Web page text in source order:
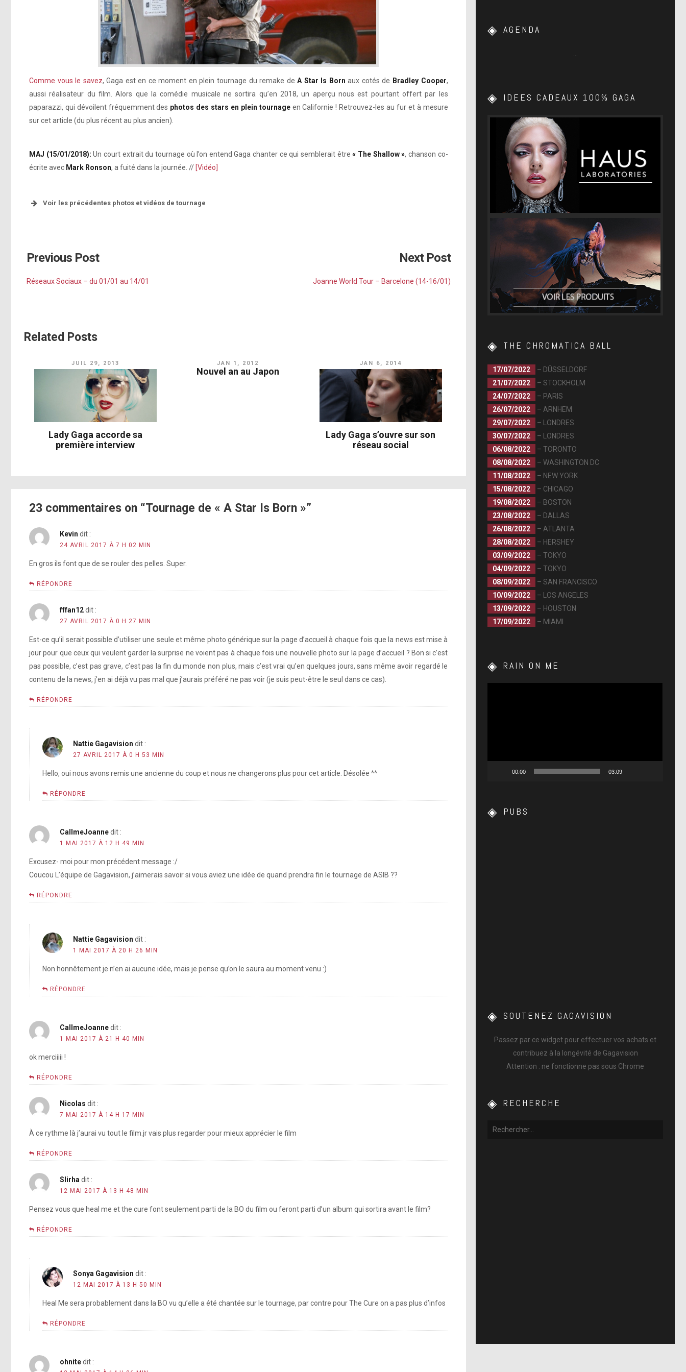
Comme vous le savez, Gaga est en ce moment en plein tournage du remake deA Star Is Born aux cotés de Bradley Cooper,
aussi réalisateur du film. Alors que la comédie musicale ne sortira qu’en 2018, un aperçu nous est pourtant offert par les
paparazzi, qui dévoilent fréquemment des photos des stars en plein tournageen Californie ! Retrouvez-les au fur et à mesure
sur cet article (du plus récent au plus ancien).
MAJ (15/01/2018): Un court extrait du tournage où l’on entend Gaga chanter ce qui semblerait être« The Shallow », chanson co-
écrite avec Mark Ronson, a fuité dans la journée. // [Vidéo]
Voir les précédentes photos et vidéos de tournage
Previous Post
Réseaux Sociaux – du 01/01 au 14/01
Next Post
Joanne World Tour – Barcelone (14-16/01)
Related Posts
JUIL 29, 2013
Lady Gaga accorde sa
première interview
JAN 1, 2012
Nouvel an au Japon
JAN 6, 2014
Lady Gaga s’ouvre sur son
réseau social
23 commentaires on “Tournage de « A Star Is Born »”
Kevin dit :
24 AVRIL 2017 À 7 H 02 MIN
En gros ils font que de se rouler des pelles. Super.
RÉPONDRE
fffan12dit :
27 AVRIL 2017 À 0 H 27 MIN
Est-ce qu’il serait possible d’utiliser une seule et même photo générique sur la page d’accueil à chaque fois que la news est mise à
jour pour que ceux qui veulent garder la surprise ne voient pas à chaque fois une nouvelle photo sur la page d’accueil ? Bon si c’est
pas possible, c’est pas grave, c’est pas la fin du monde non plus, mais c’est vrai qu’en quelques jours, sans même avoir regardé le
contenu de la news, j’en ai déjà vu pas mal que j’aurais préféré ne pas voir (je suis peut-être le seul dans ce cas).
RÉPONDRE
Nattie Gagavision dit :
27 AVRIL 2017 À 0 H 53 MIN
Hello, oui nous avons remis une ancienne du coup et nous ne changerons plus pour cet article. Désolée ^^
RÉPONDRE
CallmeJoannedit :
1 MAI 2017 À 12 H 49 MIN
Excusez- moi pour mon précédent message :/
Coucou L’équipe de Gagavision, j’aimerais savoir si vous aviez une idée de quand prendra fin le tournage de ASIB ??
RÉPONDRE
Nattie Gagavision dit :
1 MAI 2017 À 20 H 26 MIN
Non honnêtement je n’en ai aucune idée, mais je pense qu’on le saura au moment venu :)
RÉPONDRE
CallmeJoannedit :
1 MAI 2017 À 21 H 40 MIN
ok merciiiii !
RÉPONDRE
Nicolas dit :
7 MAI 2017 À 14 H 17 MIN
À ce rythme là j’aurai vu tout le film.jr vais plus regarder pour mieux apprécier le film
RÉPONDRE
Slirhadit :
12 MAI 2017 À 13 H 48 MIN
Pensez vous que heal me et the cure font seulement parti de la BO du film ou feront parti d’un album qui sortira avant le film?
RÉPONDRE
Sonya Gagavision dit :
12 MAI 2017 À 13 H 50 MIN
Heal Me sera probablement dans la BO vu qu’elle a été chantée sur le tournage, par contre pour The Cure on a pas plus d’infos
RÉPONDRE
ohnitedit :
AGENDA
IDEES CADEAUX 100% GAGA
THE CHROMATICA BALL
17/07/2022
– DÜSSELDORF
21/07/2022
– STOCKHOLM
24/07/2022
– PARIS
26/07/2022
– ARNHEM
29/07/2022
– LONDRES
30/07/2022
– LONDRES
06/08/2022
– TORONTO
08/08/2022
– WASHINGTON DC
11/08/2022
– NEW YORK
15/08/2022
– CHICAGO
19/08/2022
– BOSTON
23/08/2022
– DALLAS
26/08/2022
– ATLANTA
28/08/2022
– HERSHEY
03/09/2022
– TOKYO
04/09/2022
– TOKYO
08/09/2022
– SAN FRANCISCO
10/09/2022
– LOS ANGELES
13/09/2022
– HOUSTON
17/09/2022
– MIAMI
RAIN ON ME
00:00 03:09
PUBS
SOUTENEZ GAGAVISION
Passez par ce widget pour effectuer vos achats et
contribuez à la longévité de Gagavision
Attention : ne fonctionne pas sous Chrome
RECHERCHE